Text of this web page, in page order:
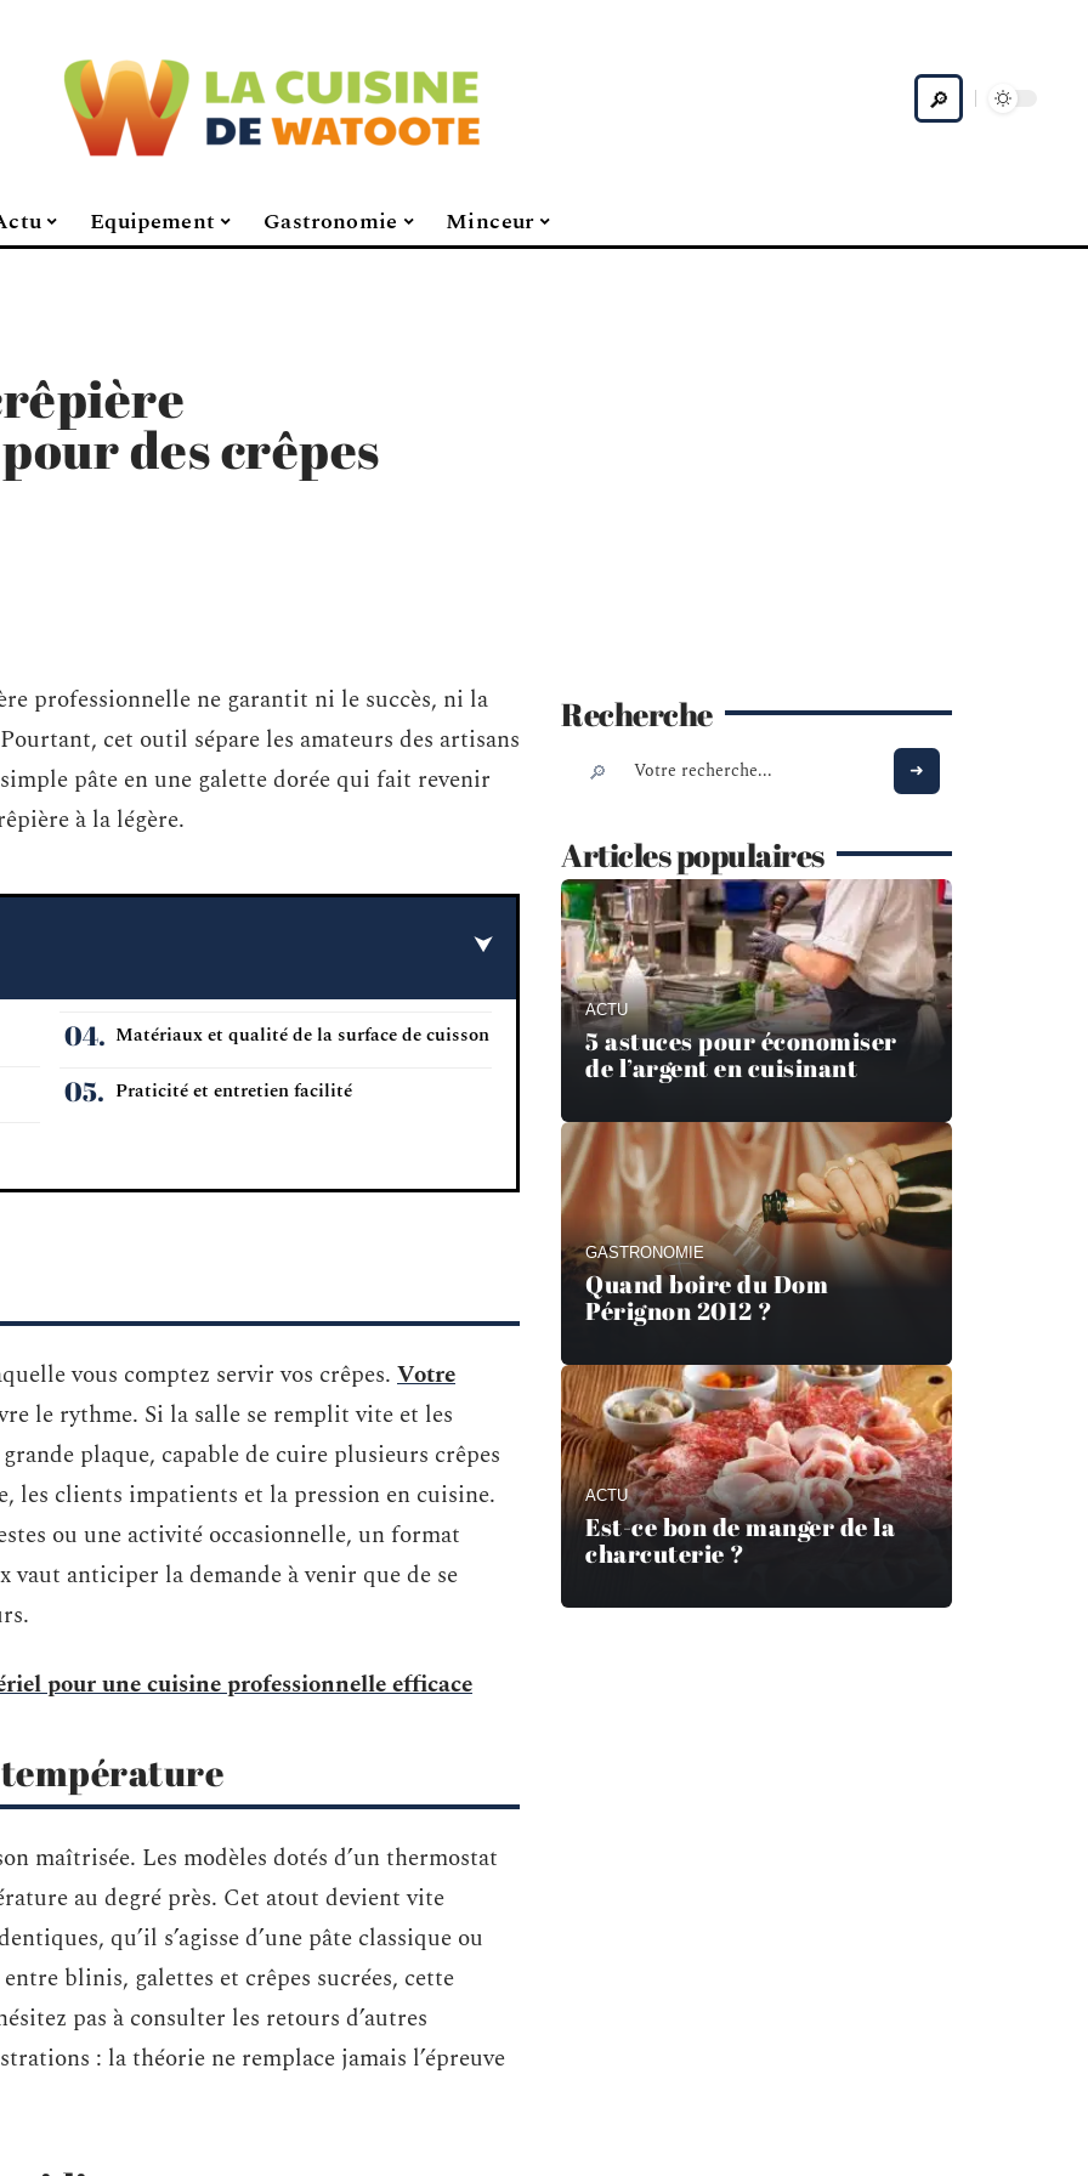
Equipement Gastronomie Minceur
des crêpes
professionnelle ne garantit ni le succès, ni la
cet outil sépare les amateurs des artisans
pâte en une galette dorée qui fait revenir
à la légère.
Matériaux et qualité de la surface de cuisson
Praticité et entretien facilité
vous comptez servir vos crêpes. Votre
le rythme. Si la salle se remplit vite et les
plaque, capable de cuire plusieurs crêpes
les clients impatients et la pression en cuisine.
ou une activité occasionnelle, un format
anticiper la demande à venir que de se
pour une cuisine professionnelle efficace
maîtrisée. Les modèles dotés d’un thermostat
au degré près. Cet atout devient vite
qu’il s’agisse d’une pâte classique ou
blinis, galettes et crêpes sucrées, cette
pas à consulter les retours d’autres
: la théorie ne remplace jamais l’épreuve
Recherche
Articles populaires
ACTU
5 astuces pour économiser
de l’argent en cuisinant
GASTRONOMIE
Quand boire du Dom
Pérignon 2012 ?
ACTU
Est-ce bon de manger de la
charcuterie ?